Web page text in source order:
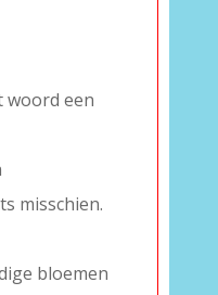
woord een
misschien.
bloemen